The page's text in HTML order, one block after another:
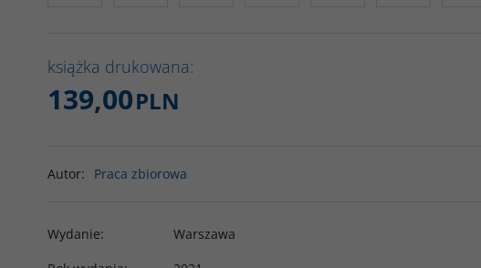
książka drukowana:
139,00PLN
Autor: Praca zbiorowa
Wydanie:
Warszawa